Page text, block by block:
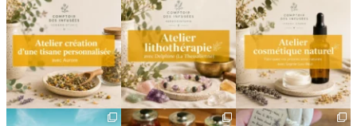
🌿 Créez votre tisane sur-
mesure
Un...
8 0
🌿 Un bracelet
énergétique, juste pour
vous
...
2 0
🌿 Deux rendez-vous
cosmétiques avec Sophie
(Lou...
6 0